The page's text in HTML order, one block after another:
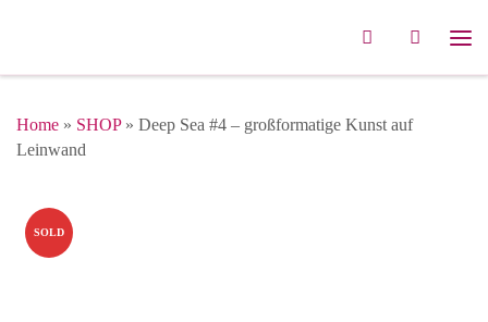
Search
Home » SHOP» Deep Sea #4 – großformatige Kunst auf
Leinwand
SOLD